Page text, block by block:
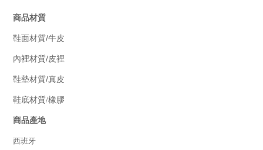
商品材質
鞋面材質/牛皮
內裡材質/皮裡
鞋墊材質/真皮
鞋底材質/橡膠
商品產地
西班牙